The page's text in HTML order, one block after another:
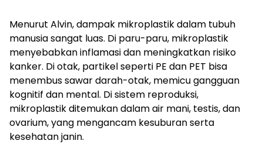
Menurut Alvin, dampak mikroplastik dalam tubuh
manusia sangat luas. Di paru-paru, mikroplastik
menyebabkan inflamasi dan meningkatkan risiko
kanker. Di otak, partikel seperti PE dan PET bisa
menembus sawar darah-otak, memicu gangguan
kognitif dan mental. Di sistem reproduksi,
mikroplastik ditemukan dalam air mani, testis, dan
ovarium, yang mengancam kesuburan serta
kesehatan janin.